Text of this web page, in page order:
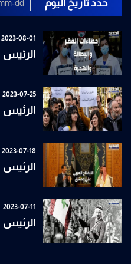
حدد تاريخ اليوم
2023-08-01
الرئيس
2023-07-25
الرئيس
2023-07-18
الرئيس
2023-07-11
الرئيس